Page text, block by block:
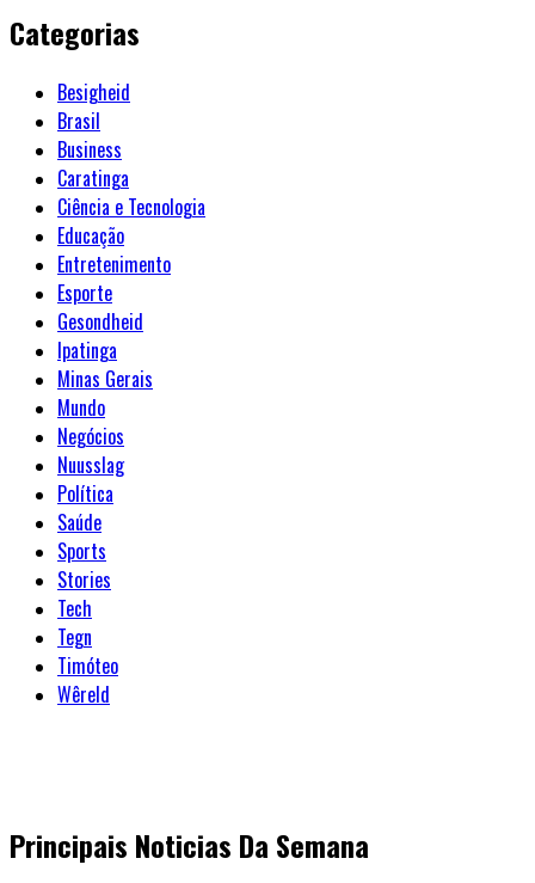
Categorias
Besigheid
Brasil
Business
Caratinga
Ciência e Tecnologia
Educação
Entretenimento
Esporte
Gesondheid
Ipatinga
Minas Gerais
Mundo
Negócios
Nuusslag
Política
Saúde
Sports
Stories
Tech
Tegn
Timóteo
Wêreld
Principais Noticias Da Semana